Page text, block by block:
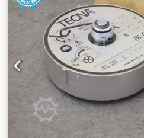
mm -Önsúly: 32 kg